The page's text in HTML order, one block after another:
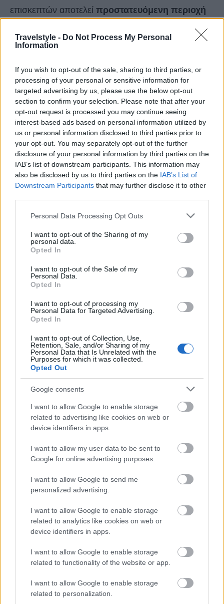
Travelstyle - Do Not Process My Personal
Information
If you wish to opt-out of the sale, sharing to third parties, or
processing of your personal or sensitive information for
targeted advertising by us, please use the below opt-out
section to confirm your selection. Please note that after your
opt-out request is processed you may continue seeing
interest-based ads based on personal information utilized by
us or personal information disclosed to third parties prior to
your opt-out. You may separately opt-out of the further
disclosure of your personal information by third parties on the
IAB’s list of downstream participants. This information may
also be disclosed by us to third parties on the IAB’s List of
Downstream Participants that may further disclose it to other
Please note that this website/app uses one or more Google
not limited to your visit or usage behaviour. You may click to
grant or deny consent to Google and its third-party tags to
use your data for below specified purposes in below Google
consent section.
Personal Data Processing Opt Outs
I want to opt-out of the Sharing of my
personal data.
Opted In
I want to opt-out of the Sale of my
Personal Data.
Opted In
I want to opt-out of processing my
Personal Data for Targeted Advertising.
Opted In
I want to opt-out of Collection, Use,
Retention, Sale, and/or Sharing of my
Personal Data that Is Unrelated with the
Purposes for which it was collected.
Opted Out
Google consents
I want to allow Google to enable storage
related to advertising like cookies on web or
device identifiers in apps.
I want to allow my user data to be sent to
Google for online advertising purposes.
I want to allow Google to send me
personalized advertising.
I want to allow Google to enable storage
related to analytics like cookies on web or
device identifiers in apps.
I want to allow Google to enable storage
related to functionality of the website or app.
I want to allow Google to enable storage
related to personalization.
επισκεπτών αποτελεί προστατευόμενη περιοχή
σπάνια είδη πτηνών και άλλων βιολογικών ειδών.
συστήθηκε το Εθνικό Πάρκο Σχινιά και του
σχετικού Κανονισμού Διοίκησης και Λειτουργίας
(ΚΥΑ 32473/7718/ΦΕΚ1830/Β΄) η πρόσβαση στο
πευκοδάσος και στην παραλία του Εθνικού Πάρκου
Σχινιά – Μαραθώνα θα πρέπει να γίνεται
αποκλειστικά πεζή μέσω των υπαρχόντων
μονοπατιών, που ξεκινούν από τη Λ. Σχινιά και
καταλήγουν στην παραλία.
του κράτους, η
ρίψη απορριμμάτωναπό τους επισκέπτες, η
ανεξέλεγκτη κυκλοφορία
των αυτοκινήτων μέσα στο δάσος, είχε σαν
αποτέλεσμα την περιβαλλοντική και αισθητική
υποβάθμιση του τοπίου.
Επιπλέον, κάθε καλοκαίρι το πευκοδάσος
κινδυνεύει απόπυρκαγιές